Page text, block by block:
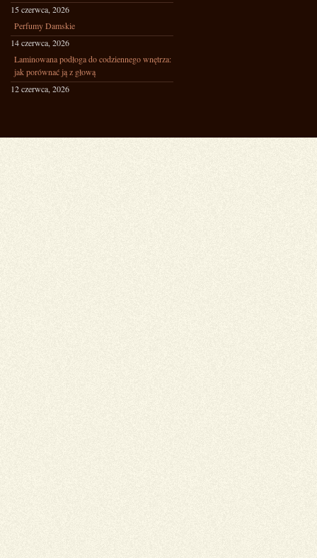
15 czerwca, 2026
Perfumy Damskie
14 czerwca, 2026
Laminowana podłoga do codziennego wnętrza:
jak porównać ją z głową
12 czerwca, 2026